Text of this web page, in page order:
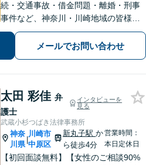
続・交通事故・借金問題・離婚・刑事
事件など、神奈川・川崎地域の皆様の
法律問題を解決すべく、親身になって
取り組みます。クチコミ・リピーター
の方も多数。お気軽にお問い合わせ下
メールでお問い合わせ
太田 彩佳 弁
護士
インタビューを
見る
武蔵小杉つばき法律事務所
神奈
川県
|
川崎市
中原区
新丸子駅か
ら徒歩4分
営業時間：
本日定休日
【初回面談無料】【女性のご相談90%